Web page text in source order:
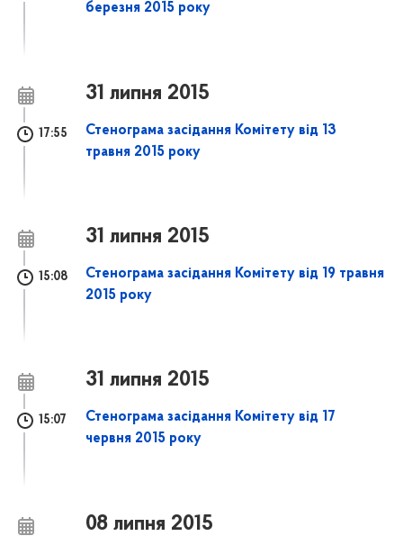
березня 2015 року
31 липня 2015
17:55
Стенограма засідання Комітету від 13
травня 2015 року
31 липня 2015
15:08
Стенограма засідання Комітету від 19 травня
2015 року
31 липня 2015
15:07
Стенограма засідання Комітету від 17
червня 2015 року
08 липня 2015